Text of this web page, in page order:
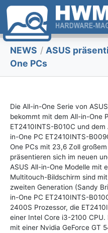
NEWS / ASUS
One PCs
Die All-in-One Serie von ASUS
bekommt mit dem All-in-One
ET2410INTS-B010C und dem
in-One PC ET2410INTS-
One PCs mit 23,6 Zoll
präsentieren sich im neuen
ASUS All-in-One Modelle mit
Multitouch-Bildschirm sind
zweiten Generation (Sandy
in-One PC ET2410INTS-
2400S Prozessor, die
einer Intel Core i3-2100
mit einer Nvidia GeForce GT